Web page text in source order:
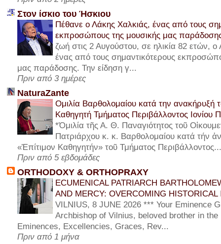
Στον ίσκιο του Ήσκιου
Πέθανε ο Λάκης Χαλκιάς, ένας από τους
εκπροσώπους της μουσικής μας
ζωή στις 2 Αυγούστου, σε ηλικία 82 ετών, ο
ένας από τους σημαντικότερους
μας παράδοσης. Την είδηση γ...
Πριν από 3 ημέρες
NaturaZante
Ομιλία Βαρθολομαίου κατά την ανακήρυξή
Καθηγητή Τμήματος Περιβάλλοντος Ιονίου
*Ὁμιλία τῆς Α. Θ. Παναγιότητος τοῦ
Πατριάρχου κ. κ. Βαρθολομαίου κατά τήν
«Ἐπίτιμον Καθηγητήν» τοῦ Τμήματος Περιβάλλοντος...
Πριν από 5 εβδομάδες
ORTHODOXY & ORTHOPRAXY
ECUMENICAL PATRIARCH
AND MERCY: OVERCOMING HISTORICAL
VILNIUS, 8 JUNE 2026 *** Your Eminence
Archbishop of Vilnius, beloved brother in the
Eminences, Excellencies, Graces, Rev...
Πριν από 1 μήνα